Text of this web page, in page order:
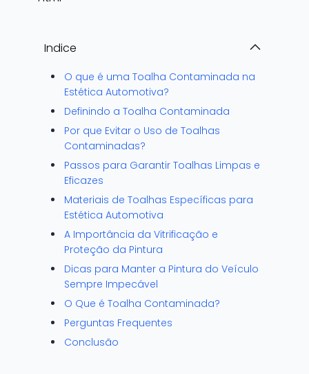
Indice
O que é uma Toalha Contaminada na
Estética Automotiva?
Definindo a Toalha Contaminada
Por que Evitar o Uso de Toalhas
Contaminadas?
Passos para Garantir Toalhas Limpas e
Eficazes
Materiais de Toalhas Específicas para
Estética Automotiva
A Importância da Vitrificação e
Proteção da Pintura
Dicas para Manter a Pintura do Veículo
Sempre Impecável
O Que é Toalha Contaminada?
Perguntas Frequentes
Conclusão